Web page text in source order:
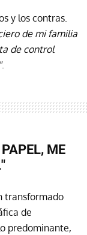
y los contras.
de mi familia
de control
.
ME
transformado
de
predominante,